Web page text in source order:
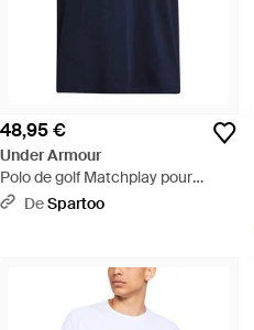
48,95 €
Under Armour
Polo de golf Matchplay pour
homme - Bleu
DeSpartoo